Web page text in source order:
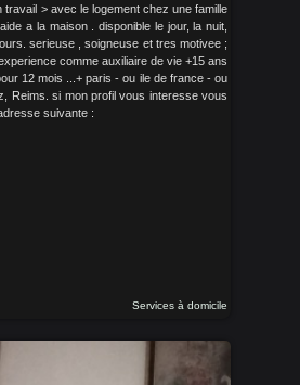
> avec le logement chez une famille
a la maison . disponible le jour, la nuit,
serieuse , soigneuse et tres motivee ;
comme auxiliaire de vie +15 ans
12 mois ...+ paris - ou ile de france - ou
Reims. si mon profil vous interesse vous
suivante :
Services à domicile